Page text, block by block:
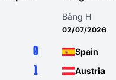
0
1
Bảng H
02/07/2026
Spain
Austria